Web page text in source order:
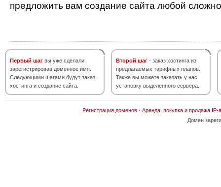
предложить вам создание сайта любой
Первый шаг вы уже сделали,
зарегистрировав доменное имя.
Следующими шагами будут заказ
хостинга и создание сайта.
Второй шаг - заказ хостинга из
предлагаемых тарифных планов.
Также вы можете заказать у нас
установку выделенного сервера.
Регистрация доменов· Аренда, покупка и продажа IP-
Домен